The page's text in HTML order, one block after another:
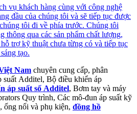
vụ khách hàng cùng với công nghệ
đầu của chúng tôi và sẽ tiếp tục được
tôi đi về phía trước. Chúng tôi
thông qua các sản phẩm chất lượng,
trợ kỹ thuật chưa từng có và tiếp tục
tạo.
Nam chuyên cung cấp, phân
suất Additel, Bộ điều khiển áp
áp suất số Additel, Bơm tay và máy
Quy trình, Các mô-đun áp suất kỹ
ống nối và phụ kiện, đồng hồ